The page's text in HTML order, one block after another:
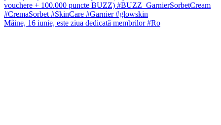
Mâine, 16 iunie, este ziua dedicată membrilor #Ro